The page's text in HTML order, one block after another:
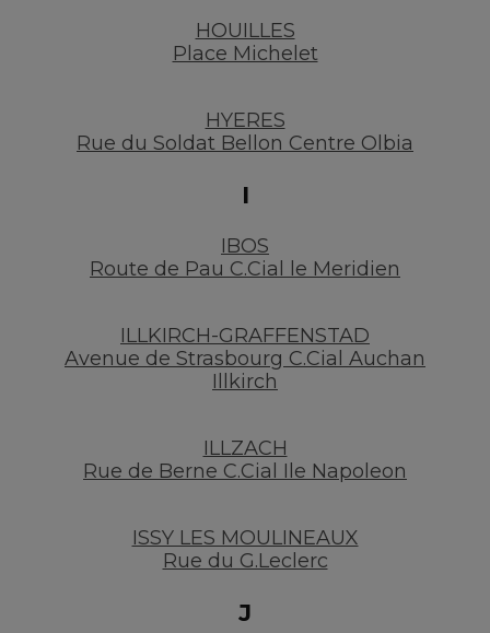
HOUILLES
Place Michelet
HYERES
Rue du Soldat Bellon Centre Olbia
I
IBOS
Route de Pau C.Cial le Meridien
ILLKIRCH-GRAFFENSTAD
Avenue de Strasbourg C.Cial Auchan
Illkirch
ILLZACH
Rue de Berne C.Cial Ile Napoleon
ISSY LES MOULINEAUX
Rue du G.Leclerc
J